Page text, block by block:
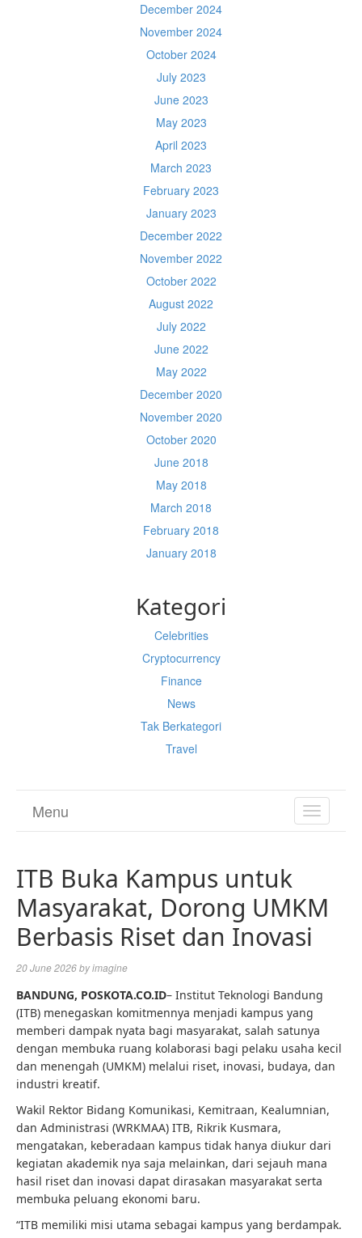
December 2024
November 2024
October 2024
July 2023
June 2023
May 2023
April 2023
March 2023
February 2023
January 2023
December 2022
November 2022
October 2022
August 2022
July 2022
June 2022
May 2022
December 2020
November 2020
October 2020
June 2018
May 2018
March 2018
February 2018
January 2018
Kategori
Celebrities
Cryptocurrency
Finance
News
Tak Berkategori
Travel
TOGGLE
Menu
ITB Buka Kampus untuk
Masyarakat, Dorong UMKM
Berbasis Riset dan Inovasi
20 June 2026byimagine
BANDUNG, POSKOTA.CO.ID– Institut Teknologi Bandung
(ITB) menegaskan komitmennya menjadi kampus yang
memberi dampak nyata bagi masyarakat, salah satunya
dengan membuka ruang kolaborasi bagi pelaku usaha kecil
dan menengah (UMKM) melalui riset, inovasi, budaya, dan
industri kreatif.
Wakil Rektor Bidang Komunikasi, Kemitraan, Kealumnian,
dan Administrasi (WRKMAA) ITB, Rikrik Kusmara,
mengatakan, keberadaan kampus tidak hanya diukur dari
kegiatan akademik nya saja melainkan, dari sejauh mana
hasil riset dan inovasi dapat dirasakan masyarakat serta
membuka peluang ekonomi baru.
“ITB memiliki misi utama sebagai kampus yang berdampak.